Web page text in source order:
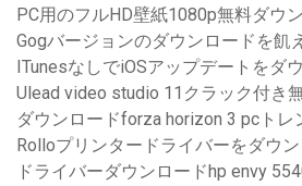
PC用のフルHD壁紙1080p無料ダウ
Gogバージョンのダウンロードを飢
ITunesなしでiOSアップデートをダ
Ulead video studio 11クラック付き
ダウンロードforza horizo​​n 3 pcトレ
Rolloプリンタードライバーをダウ
ドライバーダウンロードhp envy